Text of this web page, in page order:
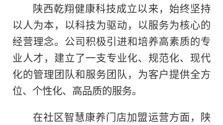
陕西乾翔健康科技成立以来，始终坚持
以人为本，以科技为驱动，以服务为核心的
经营理念。公司积极引进和培养高素质的专
业人才，建立了一支专业化、规范化、现代
化的管理团队和服务团队，为客户提供全方
位、个性化、高品质的服务。
在社区智慧康养门店加盟运营方面，陕